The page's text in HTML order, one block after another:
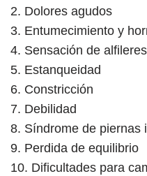
2. Dolores agudos
3. Entumecimiento y
4. Sensación de
5. Estanqueidad
6. Constricción
7. Debilidad
8. Síndrome de piernas
9. Perdida de equilibrio
10. Dificultades para